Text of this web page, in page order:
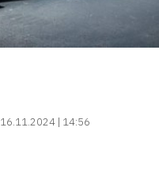
16.11.2024 | 14:56